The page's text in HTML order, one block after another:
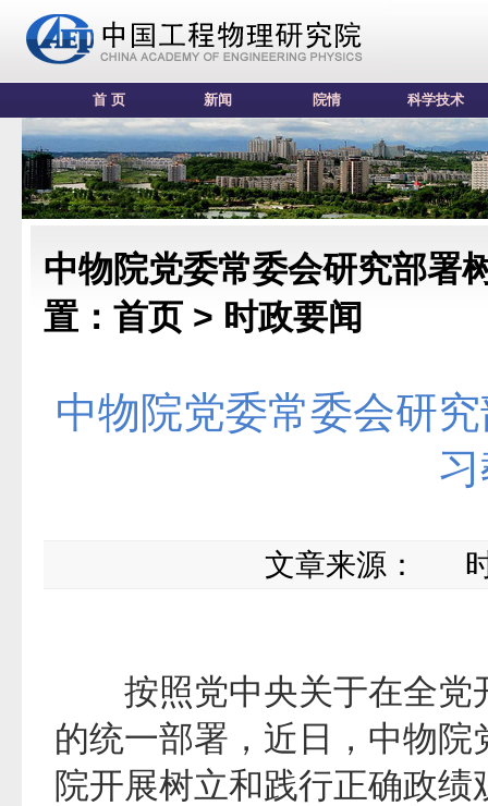
首 页 新闻 院情 科学技术
中物院党委常委会研究部署
置：首页 > 时政要闻
中物院党委常委会研
文章来源： 时
按照党中央关于在全党
的统一部署，近日，中物
院开展树立和践行正确政绩